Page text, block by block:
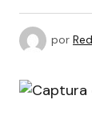
por